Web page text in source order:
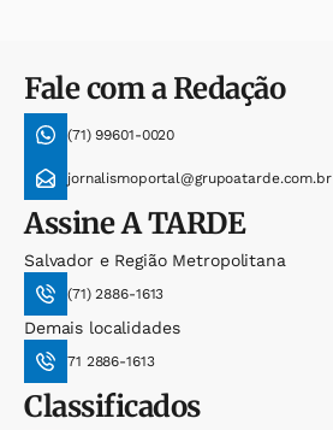
Fale com a Redação
(71) 99601-0020
jornalismoportal@grupoatarde.com.br
AssineA TARDE
Salvador e Região Metropolitana
(71) 2886-1613
Demais localidades
71 2886-1613
Classificados